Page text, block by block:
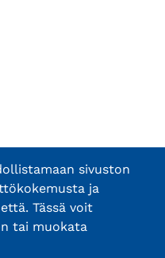
sivuston
ja
Tässä voit
tai muokata